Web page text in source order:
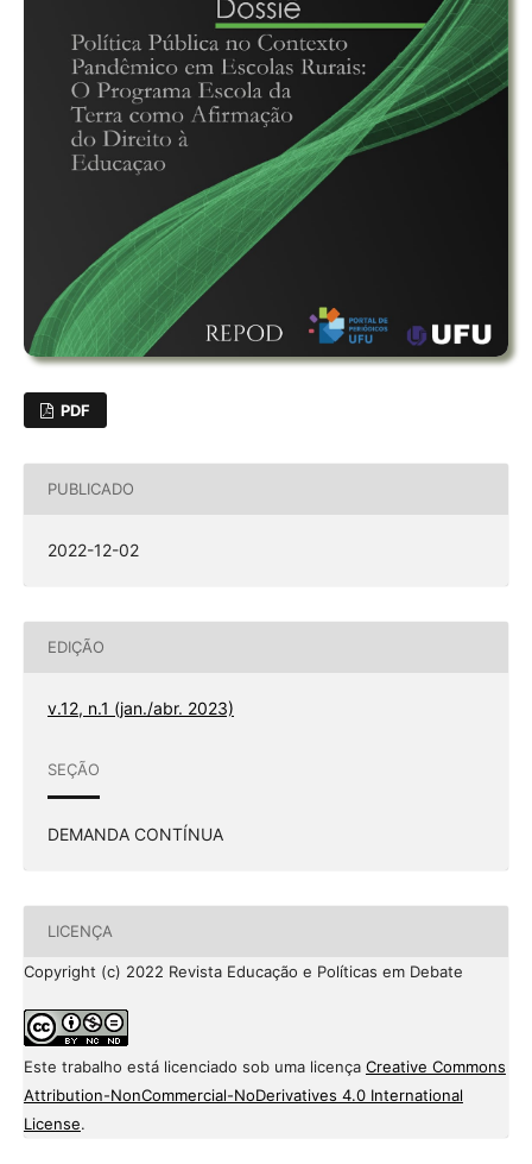
PDF
PUBLICADO
2022-12-02
EDIÇÃO
v.12, n.1 (jan./abr. 2023)
SEÇÃO
DEMANDA CONTÍNUA
LICENÇA
Copyright (c) 2022 Revista Educação e Políticas em Debate
Este trabalho está licenciado sob uma licença Creative Commons
Attribution-NonCommercial-NoDerivatives 4.0 International
License.